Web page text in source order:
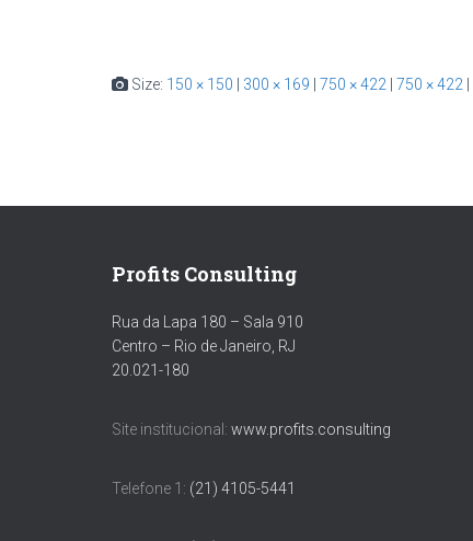
Size: 150 × 150 300 × 169 750 × 422 750 × 422
Profits Consulting
Rua da Lapa 180 – Sala 910
Centro – Rio de Janeiro, RJ
20.021-180
Site institucional: www.profits.consulting
Telefone 1: (21) 4105-5441